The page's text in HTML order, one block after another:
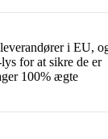
i EU,
for at sikre de er
100% ægte